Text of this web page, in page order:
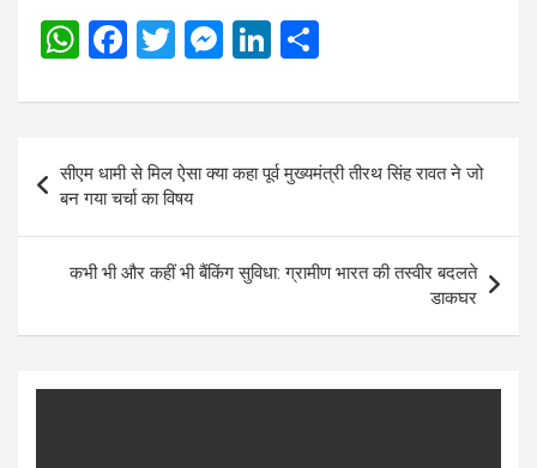
W
at
A
p
p
F
ce
b
o
o
k
T
tt
er
M
se
g
er
Li
ke
dI
n
ar
e
Post
navigation
सीएम धामी से मिल ऐसा क्या कहा पूर्व मुख्यमंत्री तीरथ सिंह रावत ने जो
बन गया चर्चा का विषय
कभी भी और कहीं भी बैंकिंग सुविधा: ग्रामीण भारत की तस्वीर बदलते
डाकघर